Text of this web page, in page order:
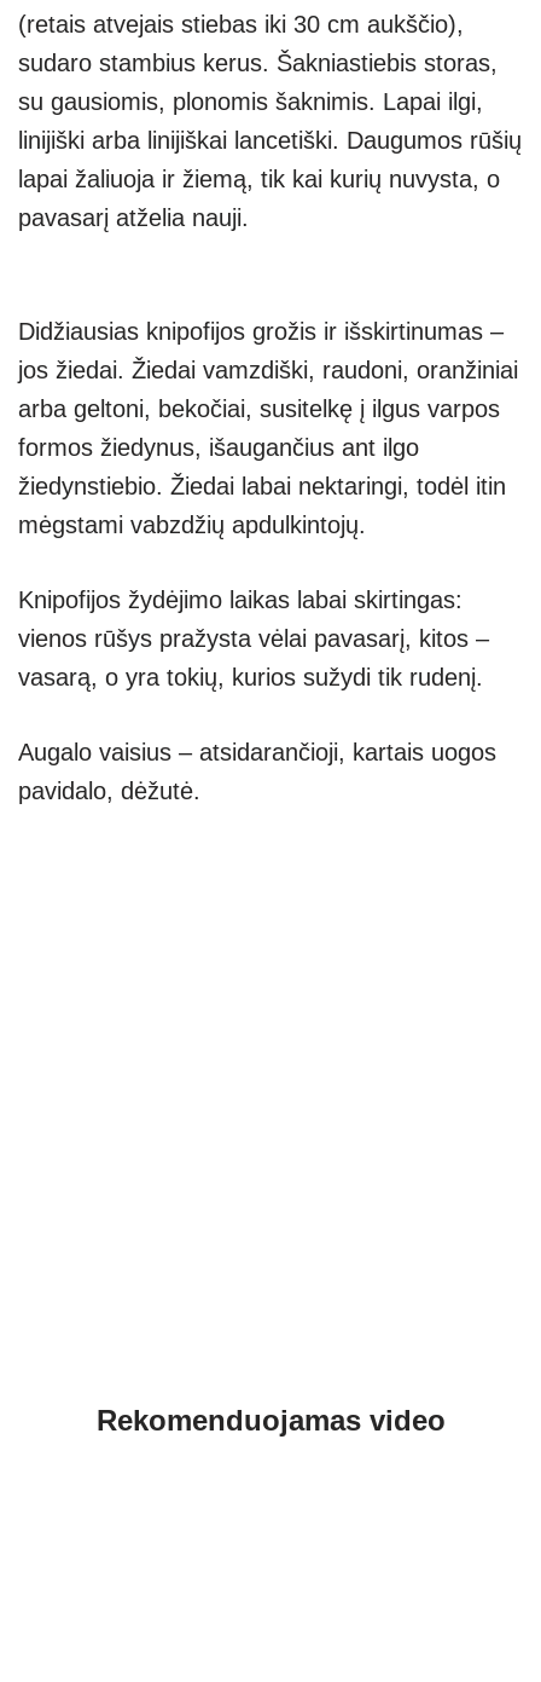
(retais atvejais stiebas iki 30 cm aukščio),
sudaro stambius kerus. Šakniastiebis storas,
su gausiomis, plonomis šaknimis. Lapai ilgi,
linijiški arba linijiškai lancetiški. Daugumos rūšių
lapai žaliuoja ir žiemą, tik kai kurių nuvysta, o
pavasarį atželia nauji.
Didžiausias knipofijos grožis ir išskirtinumas –
jos žiedai. Žiedai vamzdiški, raudoni, oranžiniai
arba geltoni, bekočiai, susitelkę į ilgus varpos
formos žiedynus, išaugančius ant ilgo
žiedynstiebio. Žiedai labai nektaringi, todėl itin
mėgstami vabzdžių apdulkintojų.
Knipofijos žydėjimo laikas labai skirtingas:
vienos rūšys pražysta vėlai pavasarį, kitos –
vasarą, o yra tokių, kurios sužydi tik rudenį.
Augalo vaisius – atsidarančioji, kartais uogos
pavidalo, dėžutė.
Rekomenduojamas video